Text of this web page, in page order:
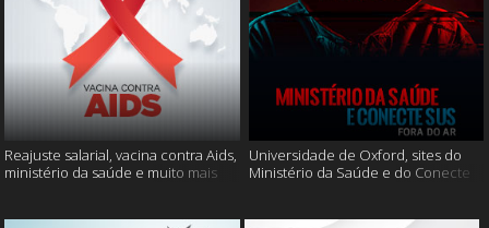
Reajuste salarial, vacina contra Aids,
ministério da saúde e muito mais
Universidade de Oxford, sites do
Ministério da Saúde e do Conecte